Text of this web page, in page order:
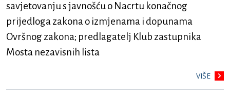
savjetovanju s javnošću o Nacrtu konačnog
prijedloga zakona o izmjenama i dopunama
Ovršnog zakona; predlagatelj Klub zastupnika
Mosta nezavisnih lista
VIŠE